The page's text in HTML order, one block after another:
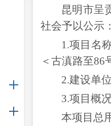
昆明市呈
社会予以公示
1.项目名
＜古滇路至86
2.建设单
3.项目概
本项目总